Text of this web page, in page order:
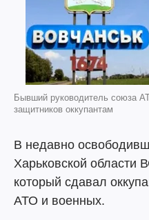
Бывший руководитель союза
защитников оккупантам
В недавно
Харьковской области
который сдавал
АТО и военных.